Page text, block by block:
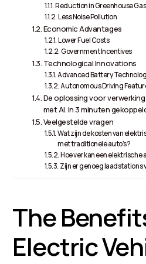
Reduction in Greenhouse
Less Noise Pollution
Economic Advantages
Lower Fuel Costs
Government Incentives
Technological Innovations
Advanced Battery
Autonomous Driving
De oplossing voor
met AI. In 3 minuten
Veelgestelde vragen
Wat zijn de kosten van
met traditionele auto’s?
Hoe ver kan een elektrische
Zijn er genoeg
The
Electric